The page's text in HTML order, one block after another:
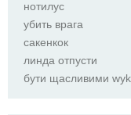
нотилус
убить врага
сакенкок
линда отпусти
бути щасливими